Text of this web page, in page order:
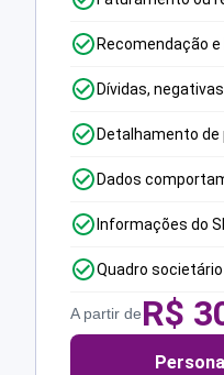
Recomendação
Dívidas,
Detalhamento
Dados
Informações do
Quadro
A partir deR$